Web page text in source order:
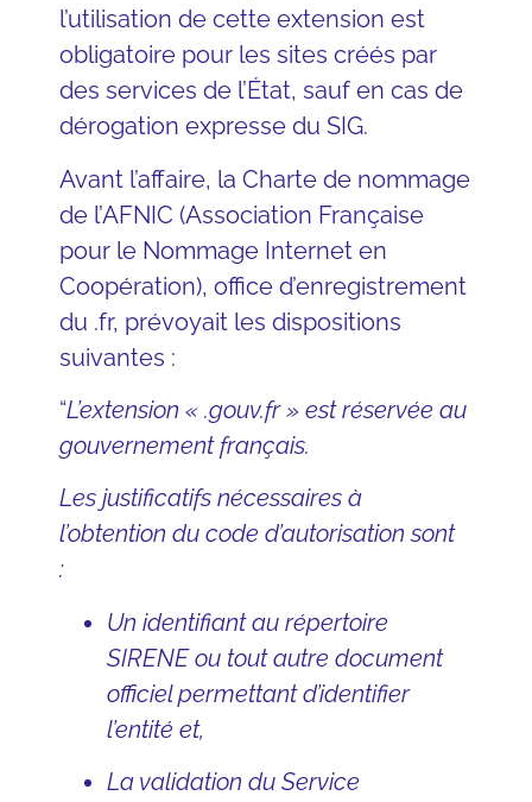
l’utilisation de cette extension est
obligatoire pour les sites créés par
des services de l’État, sauf en cas de
dérogation expresse du SIG.
Avant l’affaire, la Charte de nommage
de l’AFNIC (Association Française
pour le Nommage Internet en
Coopération), office d’enregistrement
du .fr, prévoyait les dispositions
suivantes :
“L’extension « .gouv.fr » est réservée au
gouvernement français.
Les justificatifs nécessaires à
l’obtention du code d’autorisation sont
:
Un identifiant au répertoire
SIRENE ou tout autre document
officiel permettant d’identifier
l’entité et,
La validation du Service